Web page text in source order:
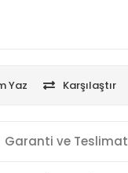
Yaz Karşılaştır
Garanti ve Teslimat